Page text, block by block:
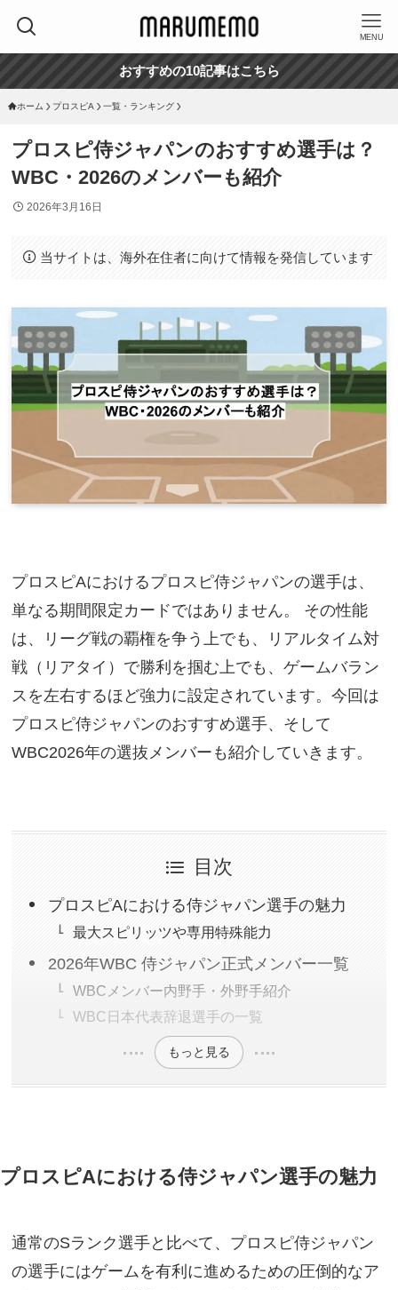
MENU
おすすめの10記事はこちら
ホーム プロスピA 一覧・ランキング
プロスピ侍ジャパンのおすすめ選手は？
WBC・2026のメンバーも紹介
2026年3月16日
当サイトは、海外在住者に向けて情報を発信しています
プロスピAにおけるプロスピ侍ジャパンの選手は、
単なる期間限定カードではありません。 その性能
は、リーグ戦の覇権を争う上でも、リアルタイム対
戦（リアタイ）で勝利を掴む上でも、ゲームバラン
スを左右するほど強力に設定されています。今回は
プロスピ侍ジャパンのおすすめ選手、そして
WBC2026年の選抜メンバーも紹介していきます。
目次
プロスピAにおける侍ジャパン選手の魅力
最大スピリッツや専用特殊能力
2026年WBC 侍ジャパン正式メンバー一覧
WBCメンバー内野手・外野手紹介
WBC日本代表辞退選手の一覧
もっと見る
プロスピAにおける侍ジャパン選手の魅力
通常のSランク選手と比べて、プロスピ侍ジャパン
の選手にはゲームを有利に進めるための圧倒的なア